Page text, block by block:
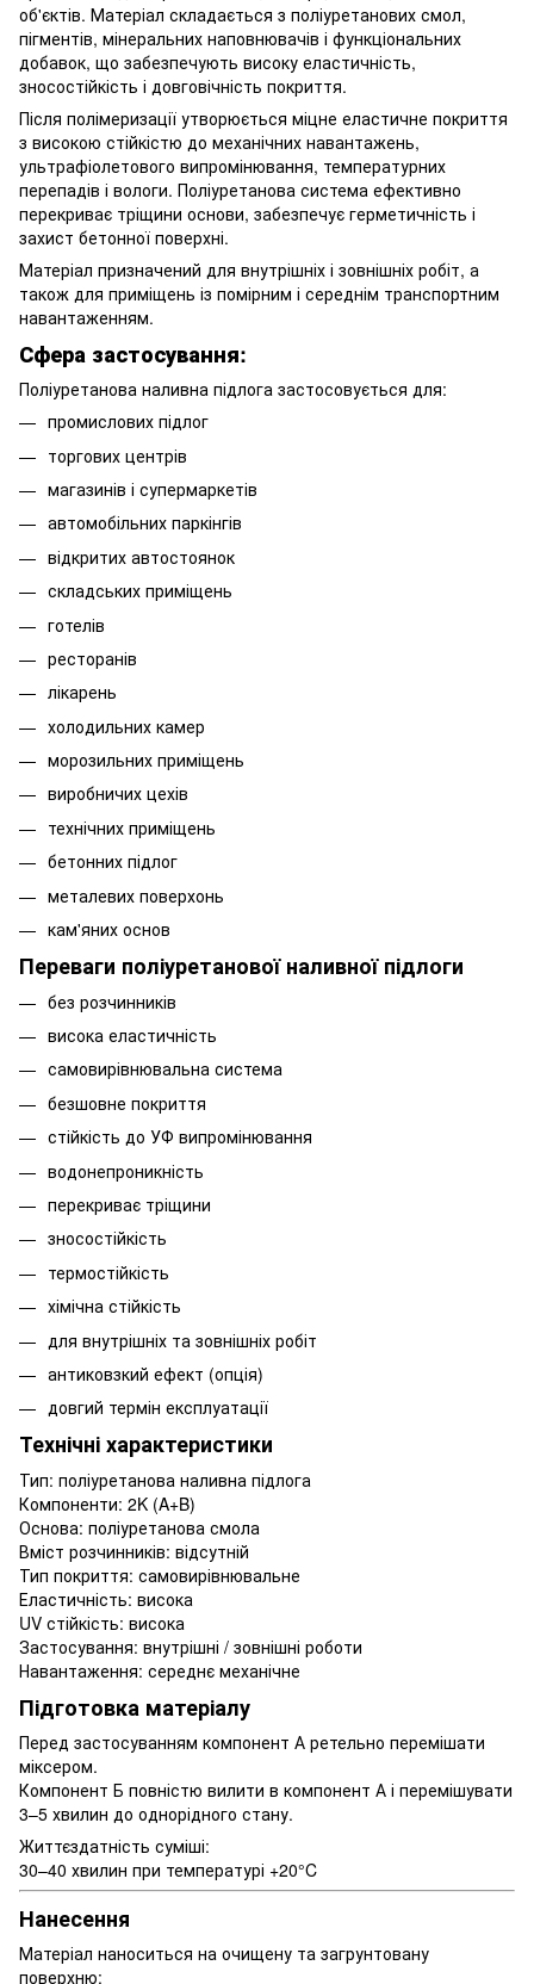
об'єктів. Матеріал складається з поліуретанових смол,
пігментів, мінеральних наповнювачів і функціональних
добавок, що забезпечують високу еластичність,
зносостійкість і довговічність покриття.
Після полімеризації утворюється міцне еластичне покриття
з високою стійкістю до механічних навантажень,
ультрафіолетового випромінювання, температурних
перепадів і вологи. Поліуретанова система ефективно
перекриває тріщини основи, забезпечує герметичність і
захист бетонної поверхні.
Матеріал призначений для внутрішніх і зовнішніх робіт, а
також для приміщень із помірним і середнім транспортним
навантаженням.
Сфера застосування:
Поліуретанова наливна підлога застосовується для:
промислових підлог
торгових центрів
магазинів і супермаркетів
автомобільних паркінгів
відкритих автостоянок
складських приміщень
готелів
ресторанів
лікарень
холодильних камер
морозильних приміщень
виробничих цехів
технічних приміщень
бетонних підлог
металевих поверхонь
кам'яних основ
Переваги поліуретанової наливної підлоги
без розчинників
висока еластичність
самовирівнювальна система
безшовне покриття
стійкість до УФ випромінювання
водонепроникність
перекриває тріщини
зносостійкість
термостійкість
хімічна стійкість
для внутрішніх та зовнішніх робіт
антиковзкий ефект (опція)
довгий термін експлуатації
Технічні характеристики
Тип: поліуретанова наливна підлога
Компоненти: 2K (A+B)
Основа: поліуретанова смола
Вміст розчинників: відсутній
Тип покриття: самовирівнювальне
Еластичність: висока
UV стійкість: висока
Застосування: внутрішні / зовнішні роботи
Навантаження: середнє механічне
Підготовка матеріалу
Перед застосуванням компонент А ретельно перемішати
міксером.
Компонент Б повністю вилити в компонент А і перемішувати
3–5 хвилин до однорідного стану.
Життєздатність суміші:
30–40 хвилин при температурі +20°C
Нанесення
Матеріал наноситься на очищену та загрунтовану
поверхню: